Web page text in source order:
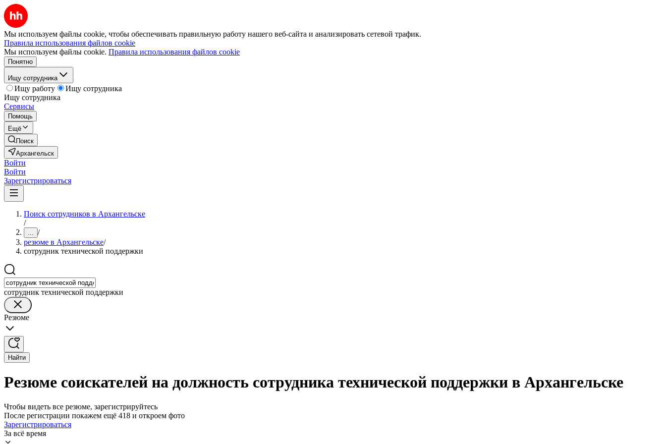
Мы используем файлы cookie, чтобы обеспечивать правильную работу нашего веб-сайта и анализировать сетевой трафик.
Правила использования файлов cookie
Мы используем файлы cookie. Правила использования файлов cookie
Понятно
Ищу сотрудника
Ищу работу
Ищу сотрудника
Ищу сотрудника
Сервисы
Помощь
Ещё
Поиск
Архангельск
Войти
Войти
Зарегистрироваться
Поиск сотрудников в Архангельске
/
... /
резюме в Архангельске/
сотрудник технической поддержки
сотрудник технической поддержки
Резюме
Найти
Резюме соискателей на должность сотрудника технической поддержки в Архангельске
Чтобы видеть все резюме, зарегистрируйтесь
После регистрации покажем ещё 418 и откроем фото
Зарегистрироваться
За всё время